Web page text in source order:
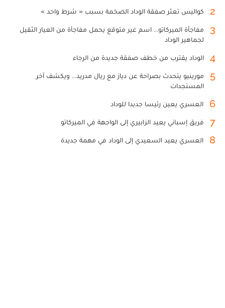
2 كواليس تعثر صفقة الوداد الضخمة بسبب « شرط واحد »
3
مفاجأة الميركاتو... اسم غير متوقع يحمل مفاجأة من العيار الثقيل
لجماهير الوداد
4 الوداد يقترب من خطف صفقة جديدة من الرجاء
5
مورينيو يتحدث بصراحة عن دياز مع ريال مدريد... ويكشف آخر
المستجدات
6 العسري يعين رئيسا جديدا للوداد
7 فريق إسباني يعيد الزابيري إلى الواجهة في الميركاتو
8 العسري يعيد السعيدي إلى الوداد في مهمة جديدة